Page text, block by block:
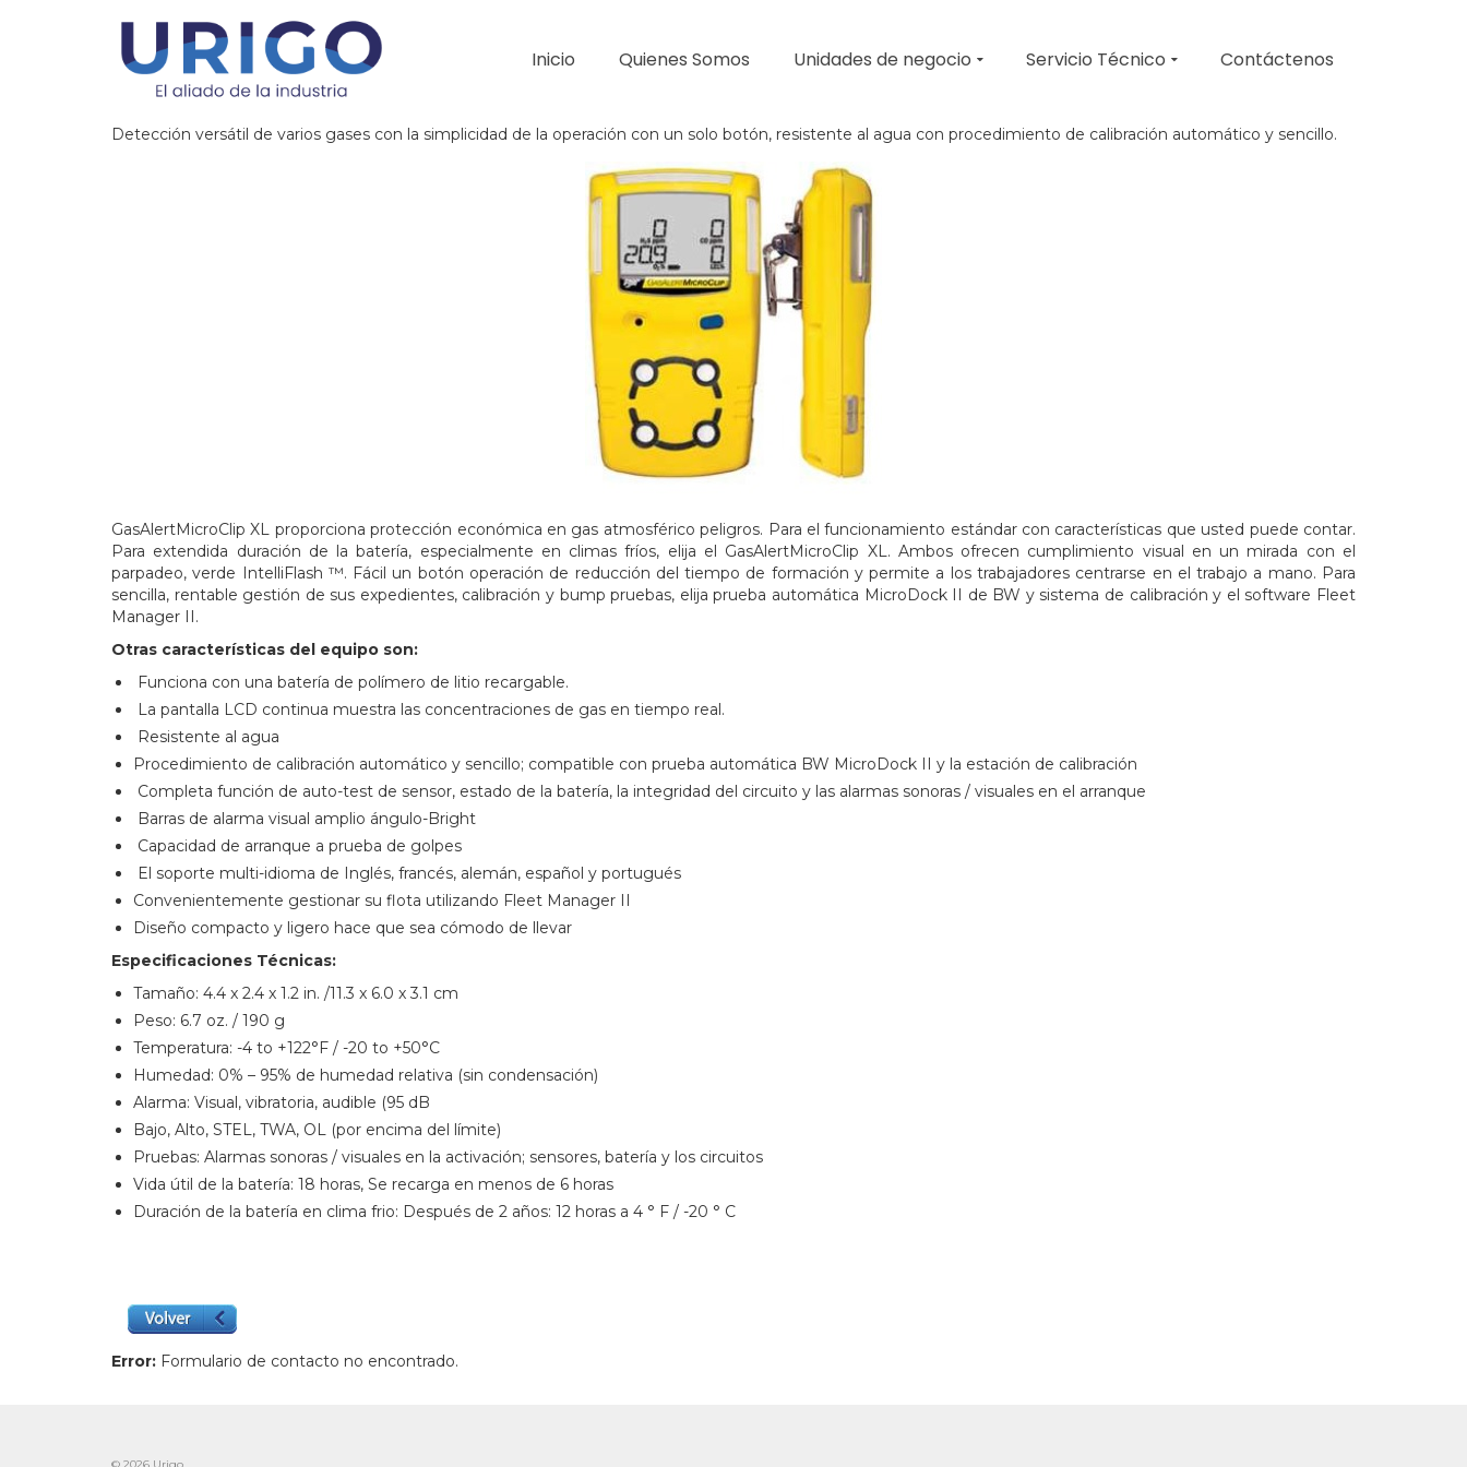
Inicio Quienes Somos Unidades de negocio Servicio Técnico Contáctenos
Detección versátil de varios gases con la simplicidad de la operación con un solo botón, resistente al agua con procedimiento de calibración automático y sencillo.
GasAlertMicroClip XL proporciona protección económica en gas atmosférico peligros. Para el funcionamiento estándar con características que usted puede contar.
Para extendida duración de la batería, especialmente en climas fríos, elija el GasAlertMicroClip XL. Ambos ofrecen cumplimiento visual en un mirada con el
parpadeo, verde IntelliFlash ™. Fácil un botón operación de reducción del tiempo de formación y permite a los trabajadores centrarse en el trabajo a mano. Para
sencilla, rentable gestión de sus expedientes, calibración y bump pruebas, elija prueba automática MicroDock II de BW y sistema de calibración y el software Fleet
Manager II.
Otras características del equipo son:
Funciona con una batería de polímero de litio recargable.
La pantalla LCD continua muestra las concentraciones de gas en tiempo real.
Resistente al agua
Procedimiento de calibración automático y sencillo; compatible con prueba automática BW MicroDock II y la estación de calibración
Completa función de auto-test de sensor, estado de la batería, la integridad del circuito y las alarmas sonoras / visuales en el arranque
Barras de alarma visual amplio ángulo-Bright
Capacidad de arranque a prueba de golpes
El soporte multi-idioma de Inglés, francés, alemán, español y portugués
Convenientemente gestionar su flota utilizando Fleet Manager II
Diseño compacto y ligero hace que sea cómodo de llevar
Especificaciones Técnicas:
Tamaño: 4.4 x 2.4 x 1.2 in. /11.3 x 6.0 x 3.1 cm
Peso: 6.7 oz. / 190 g
Temperatura: -4 to +122°F / -20 to +50°C
Humedad: 0% – 95% de humedad relativa (sin condensación)
Alarma: Visual, vibratoria, audible (95 dB
Bajo, Alto, STEL, TWA, OL (por encima del límite)
Pruebas: Alarmas sonoras / visuales en la activación; sensores, batería y los circuitos
Vida útil de la batería: 18 horas, Se recarga en menos de 6 horas
Duración de la batería en clima frio: Después de 2 años: 12 horas a 4 ° F / -20 ° C
Error: Formulario de contacto no encontrado.